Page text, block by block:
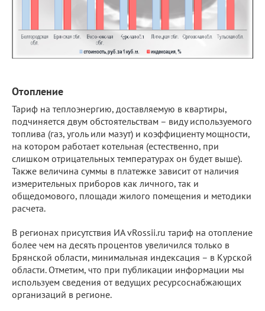
Отопление
Тариф на теплоэнергию, доставляемую в квартиры,
подчиняется двум обстоятельствам – виду используемого
топлива (газ, уголь или мазут) и коэффициенту мощности,
на котором работает котельная (естественно, при
слишком отрицательных температурах он будет выше).
Также величина суммы в платежке зависит от наличия
измерительных приборов как личного, так и
общедомового, площади жилого помещения и методики
расчета.
В регионах присутствия ИА vRossii.ru тариф на отопление
более чем на десять процентов увеличился только в
Брянской области, минимальная индексация – в Курской
области. Отметим, что при публикации информации мы
используем сведения от ведущих ресурсоснабжающих
организаций в регионе.